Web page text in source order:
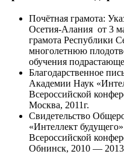
Почётная грамота:
Осетия-Алания от 3
грамота Республики
многолетнюю
обучения
Благодарственное
Академии Наук
Всероссийской
Москва, 2011г.
Свидетельство
«Интеллект
Всероссийской
Обнинск, 2010 —